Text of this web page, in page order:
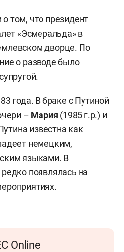
том, что президент
«Эсмеральда» в
дворце. По
о разводе было
года. В браке с Путиной
– Мария (1985 г.р.) и
известна как
немецким,
языками. В
появлялась на
Online